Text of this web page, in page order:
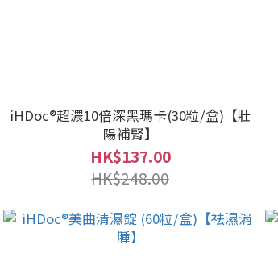
iHDoc®超濃10倍深黑瑪卡(30粒/盒)【壯
陽補腎】
HK$137.00
HK$248.00